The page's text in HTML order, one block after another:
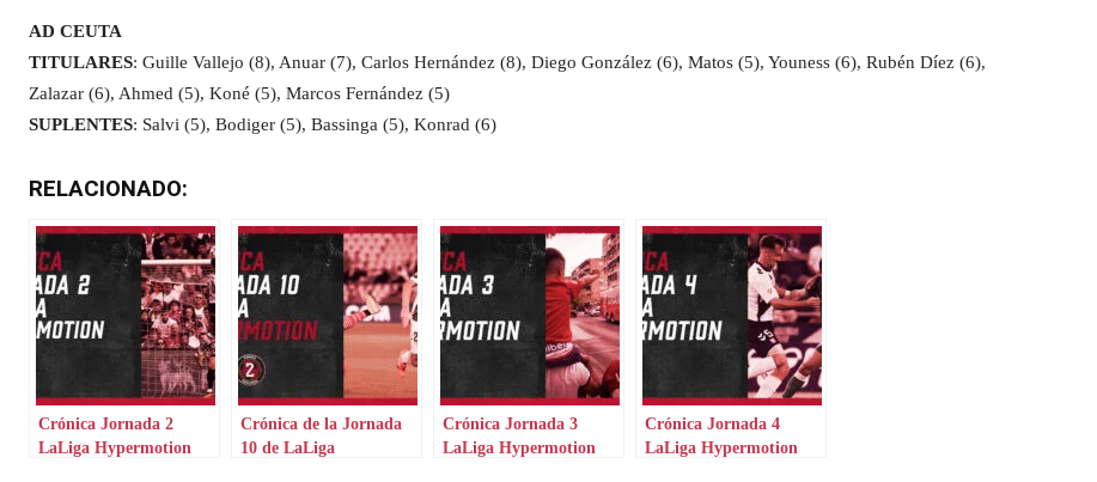
AD CEUTA
TITULARES: Guille Vallejo (8), Anuar (7), Carlos Hernández (8), Diego González (6), Matos (5), Youness (6), Rubén Díez (6),
Zalazar (6), Ahmed (5), Koné (5), Marcos Fernández (5)
SUPLENTES: Salvi (5), Bodiger (5), Bassinga (5), Konrad (6)
RELACIONADO:
Crónica Jornada 2
LaLiga Hypermotion
Crónica de la Jornada
10 de LaLiga
Crónica Jornada 3
LaLiga Hypermotion
Crónica Jornada 4
LaLiga Hypermotion